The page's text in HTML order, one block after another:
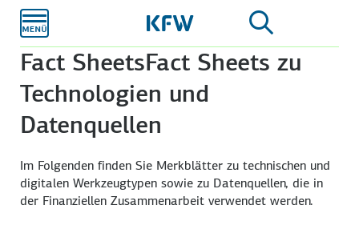
Hauptinhalt
Fact SheetsFact Sheets zu
Technologien und
Datenquellen
Im Folgenden finden Sie Merkblätter zu technischen und
digitalen Werkzeugtypen sowie zu Datenquellen, die in
der Finanziellen Zusammenarbeit verwendet werden.